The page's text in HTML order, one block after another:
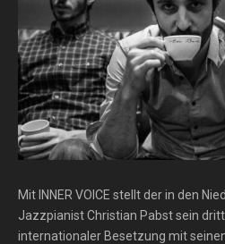
Mit INNER VOICE stellt der in den
Jazzpianist Christian Pabst sein
internationaler Besetzung mit